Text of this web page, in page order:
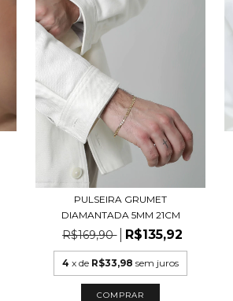
PULSEIRA GRUMET
DIAMANTADA 5MM 21CM
R$169,90 R$135,92
4 x de R$33,98 sem juros
COMPRAR